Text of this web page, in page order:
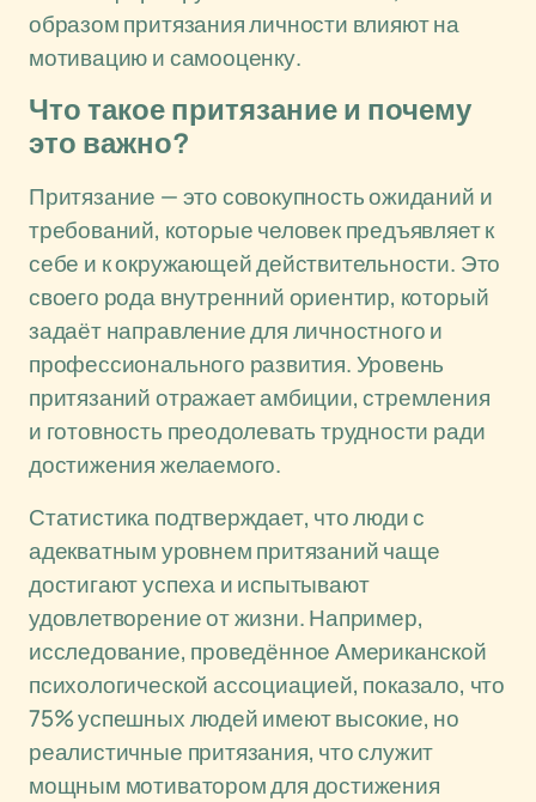
образом притязания личности влияют на
мотивацию и самооценку.
Что такое притязание и почему
это важно?
Притязание — это совокупность ожиданий и
требований, которые человек предъявляет к
себе и к окружающей действительности. Это
своего рода внутренний ориентир, который
задаёт направление для личностного и
профессионального развития. Уровень
притязаний отражает амбиции, стремления
и готовность преодолевать трудности ради
достижения желаемого.
Статистика подтверждает, что люди с
адекватным уровнем притязаний чаще
достигают успеха и испытывают
удовлетворение от жизни. Например,
исследование, проведённое Американской
психологической ассоциацией, показало, что
75% успешных людей имеют высокие, но
реалистичные притязания, что служит
мощным мотиватором для достижения